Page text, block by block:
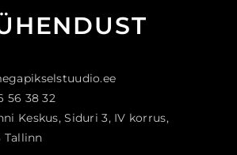
56 38 32
Keskus, Siduri 3, IV korrus,
Tallinn